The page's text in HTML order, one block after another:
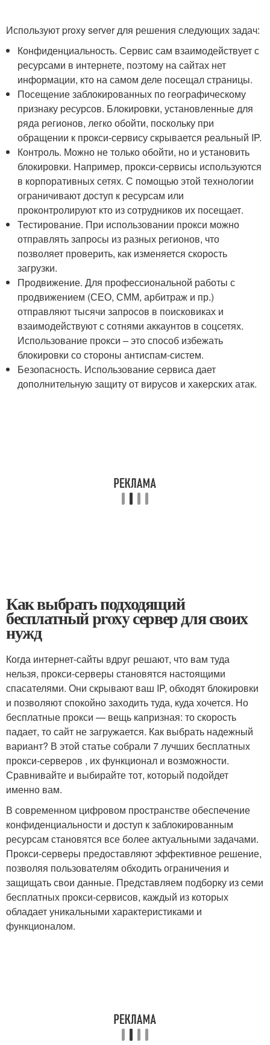
Используют proxy server для решения следующих задач:
Конфиденциальность. Сервис сам взаимодействует с
ресурсами в интернете, поэтому на сайтах нет
информации, кто на самом деле посещал страницы.
Посещение заблокированных по географическому
признаку ресурсов. Блокировки, установленные для
ряда регионов, легко обойти, поскольку при
обращении к прокси-сервису скрывается реальный IP.
Контроль. Можно не только обойти, но и установить
блокировки. Например, прокси-сервисы используются
в корпоративных сетях. С помощью этой технологии
ограничивают доступ к ресурсам или
проконтролируют кто из сотрудников их посещает.
Тестирование. При использовании прокси можно
отправлять запросы из разных регионов, что
позволяет проверить, как изменяется скорость
загрузки.
Продвижение. Для профессиональной работы с
продвижением (СЕО, СММ, арбитраж и пр.)
отправляют тысячи запросов в поисковиках и
взаимодействуют с сотнями аккаунтов в соцсетях.
Использование прокси – это способ избежать
блокировки со стороны антиспам-систем.
Безопасность. Использование сервиса дает
дополнительную защиту от вирусов и хакерских атак.
Как выбрать подходящий
бесплатный proxy сервер для своих
нужд
Когда интернет-сайты вдруг решают, что вам туда
нельзя, прокси-серверы становятся настоящими
спасателями. Они скрывают ваш IP, обходят блокировки
и позволяют спокойно заходить туда, куда хочется. Но
бесплатные прокси — вещь капризная: то скорость
падает, то сайт не загружается. Как выбрать надежный
вариант? В этой статье собрали 7 лучших бесплатных
прокси-серверов , их функционал и возможности.
Сравнивайте и выбирайте тот, который подойдет
именно вам.
В современном цифровом пространстве обеспечение
конфиденциальности и доступ к заблокированным
ресурсам становятся все более актуальными задачами.
Прокси-серверы предоставляют эффективное решение,
позволяя пользователям обходить ограничения и
защищать свои данные. Представляем подборку из семи
бесплатных прокси-сервисов, каждый из которых
обладает уникальными характеристиками и
функционалом.